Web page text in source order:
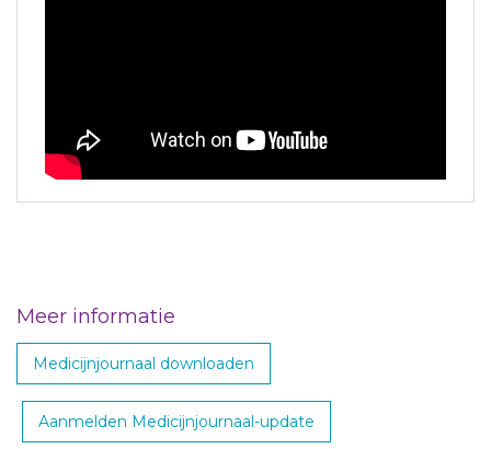
Meer informatie
Medicijnjournaal downloaden
Aanmelden Medicijnjournaal-update